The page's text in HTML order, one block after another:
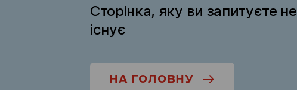
Сторінка, яку ви запитуєте не
існує
НА ГОЛОВНУ